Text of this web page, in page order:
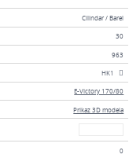
Cilindar / Barel
30
963
HK1
E-Victory 170/80
Prikaz 3D modela
0